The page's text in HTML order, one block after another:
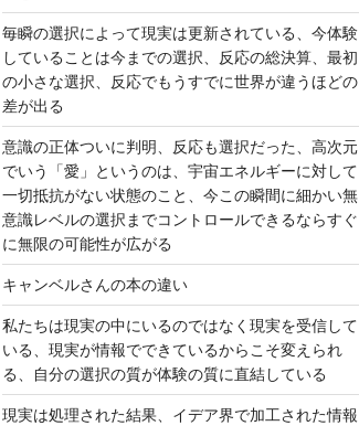
毎瞬の選択によって現実は更新されている、今体験
していることは今までの選択、反応の総決算、最初
の小さな選択、反応でもうすでに世界が違うほどの
差が出る
意識の正体ついに判明、反応も選択だった、高次元
でいう「愛」というのは、宇宙エネルギーに対して
一切抵抗がない状態のこと、今この瞬間に細かい無
意識レベルの選択までコントロールできるならすぐ
に無限の可能性が広がる
キャンベルさんの本の違い
私たちは現実の中にいるのではなく現実を受信して
いる、現実が情報でできているからこそ変えられ
る、自分の選択の質が体験の質に直結している
現実は処理された結果、イデア界で加工された情報